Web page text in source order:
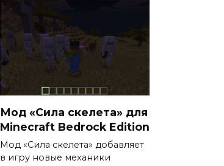
Мод «Сила скелета» для
Minecraft Bedrock Edition
Мод «Сила скелета» добавляет
в игру новые механики